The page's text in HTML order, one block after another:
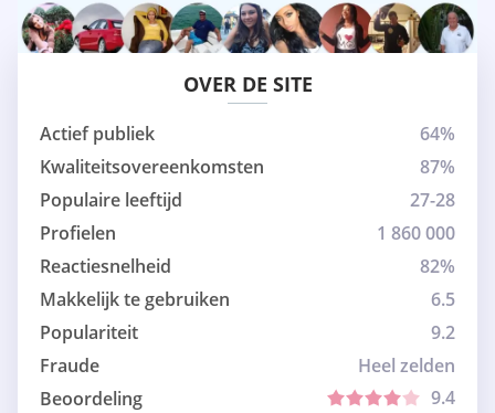
OVER DE SITE
Actief publiek
64%
Kwaliteitsovereenkomsten
87%
Populaire leeftijd
27-28
Profielen
1 860 000
Reactiesnelheid
82%
Makkelijk te gebruiken
6.5
Populariteit
9.2
Fraude
Heel zelden
Beoordeling
9.4